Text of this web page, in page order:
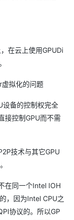
在云上使用GPUDi
拟化的问题
备的控制权完全
接控制GPU而不需
技术与其它GPU
同一个Intel IOH
，因为Intel CPU之
协议的。所以GP